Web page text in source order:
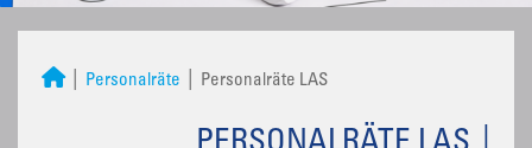
Personalräte Personalräte LAS